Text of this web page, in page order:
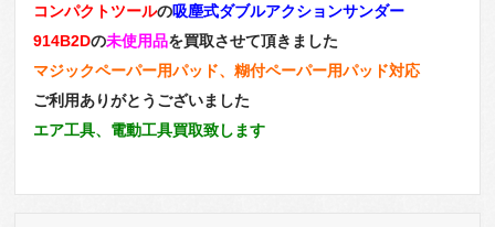
コンパクトツールの吸塵式ダブルアクションサンダー
914B2Dの未使用品を買取させて頂きました
マジックペーパー用パッド、糊付ペーパー用パッド対応
ご利用ありがとうございました
エア工具、電動工具買取致します